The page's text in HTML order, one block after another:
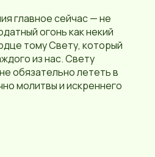
главное сейчас — не
огонь как некий
тому Свету, который
из нас. Свету
обязательно лететь в
молитвы и искреннего